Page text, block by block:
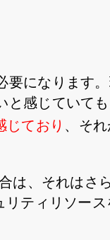
要になります
と感じていて
じており 、そ
は、それはさ
ティリソー